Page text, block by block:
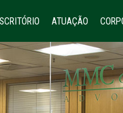
ATUAÇÃO